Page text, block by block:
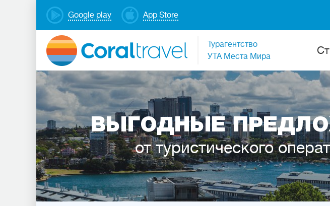
Google play App Store
Турагентство
УТА Места Мира
ВЫГОДНЫЕ
от туристического